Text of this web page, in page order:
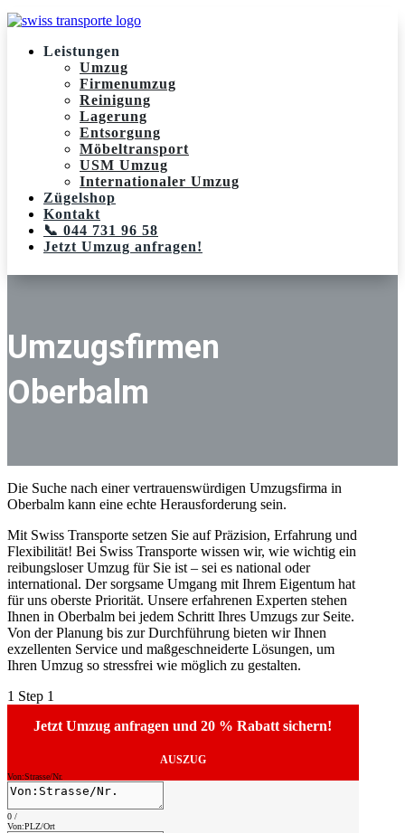
Leistungen
Umzug
Firmenumzug
Reinigung
Lagerung
Entsorgung
Möbeltransport
USM Umzug
Internationaler Umzug
Zügelshop
Kontakt
📞 044 731 96 58
Jetzt Umzug anfragen!
Umzugsfirmen
Oberbalm
Die Suche nach einer vertrauenswürdigen Umzugsfirma in
Oberbalm kann eine echte Herausforderung sein.
Mit Swiss Transporte setzen Sie auf Präzision, Erfahrung und
Flexibilität! Bei Swiss Transporte wissen wir, wie wichtig ein
reibungsloser Umzug für Sie ist – sei es national oder
international. Der sorgsame Umgang mit Ihrem Eigentum hat
für uns oberste Priorität. Unsere erfahrenen Experten stehen
Ihnen in Oberbalm bei jedem Schritt Ihres Umzugs zur Seite.
Von der Planung bis zur Durchführung bieten wir Ihnen
exzellenten Service und maßgeschneiderte Lösungen, um
Ihren Umzug so stressfrei wie möglich zu gestalten.
1 Step 1
Jetzt Umzug anfragen und 20 % Rabatt sichern!
AUSZUG
Von:Strasse/Nr.
0 /
Von:PLZ/Ort